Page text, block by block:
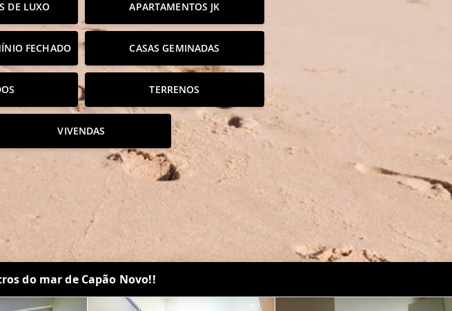
DE LUXO APARTAMENTOS JK
FECHADO CASAS GEMINADAS
TERRENOS
VIVENDAS
do mar de Capão Novo!!